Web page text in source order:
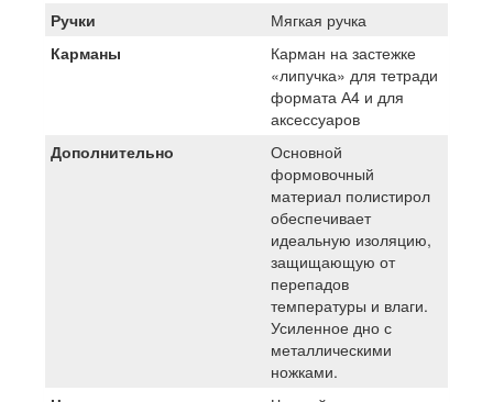
Ручки
Мягкая ручка
Карманы
Карман на застежке
«липучка» для тетради
формата А4 и для
аксессуаров
Дополнительно
Основной
формовочный
материал полистирол
обеспечивает
идеальную изоляцию,
защищающую от
перепадов
температуры и влаги.
Усиленное дно с
металлическими
ножками.